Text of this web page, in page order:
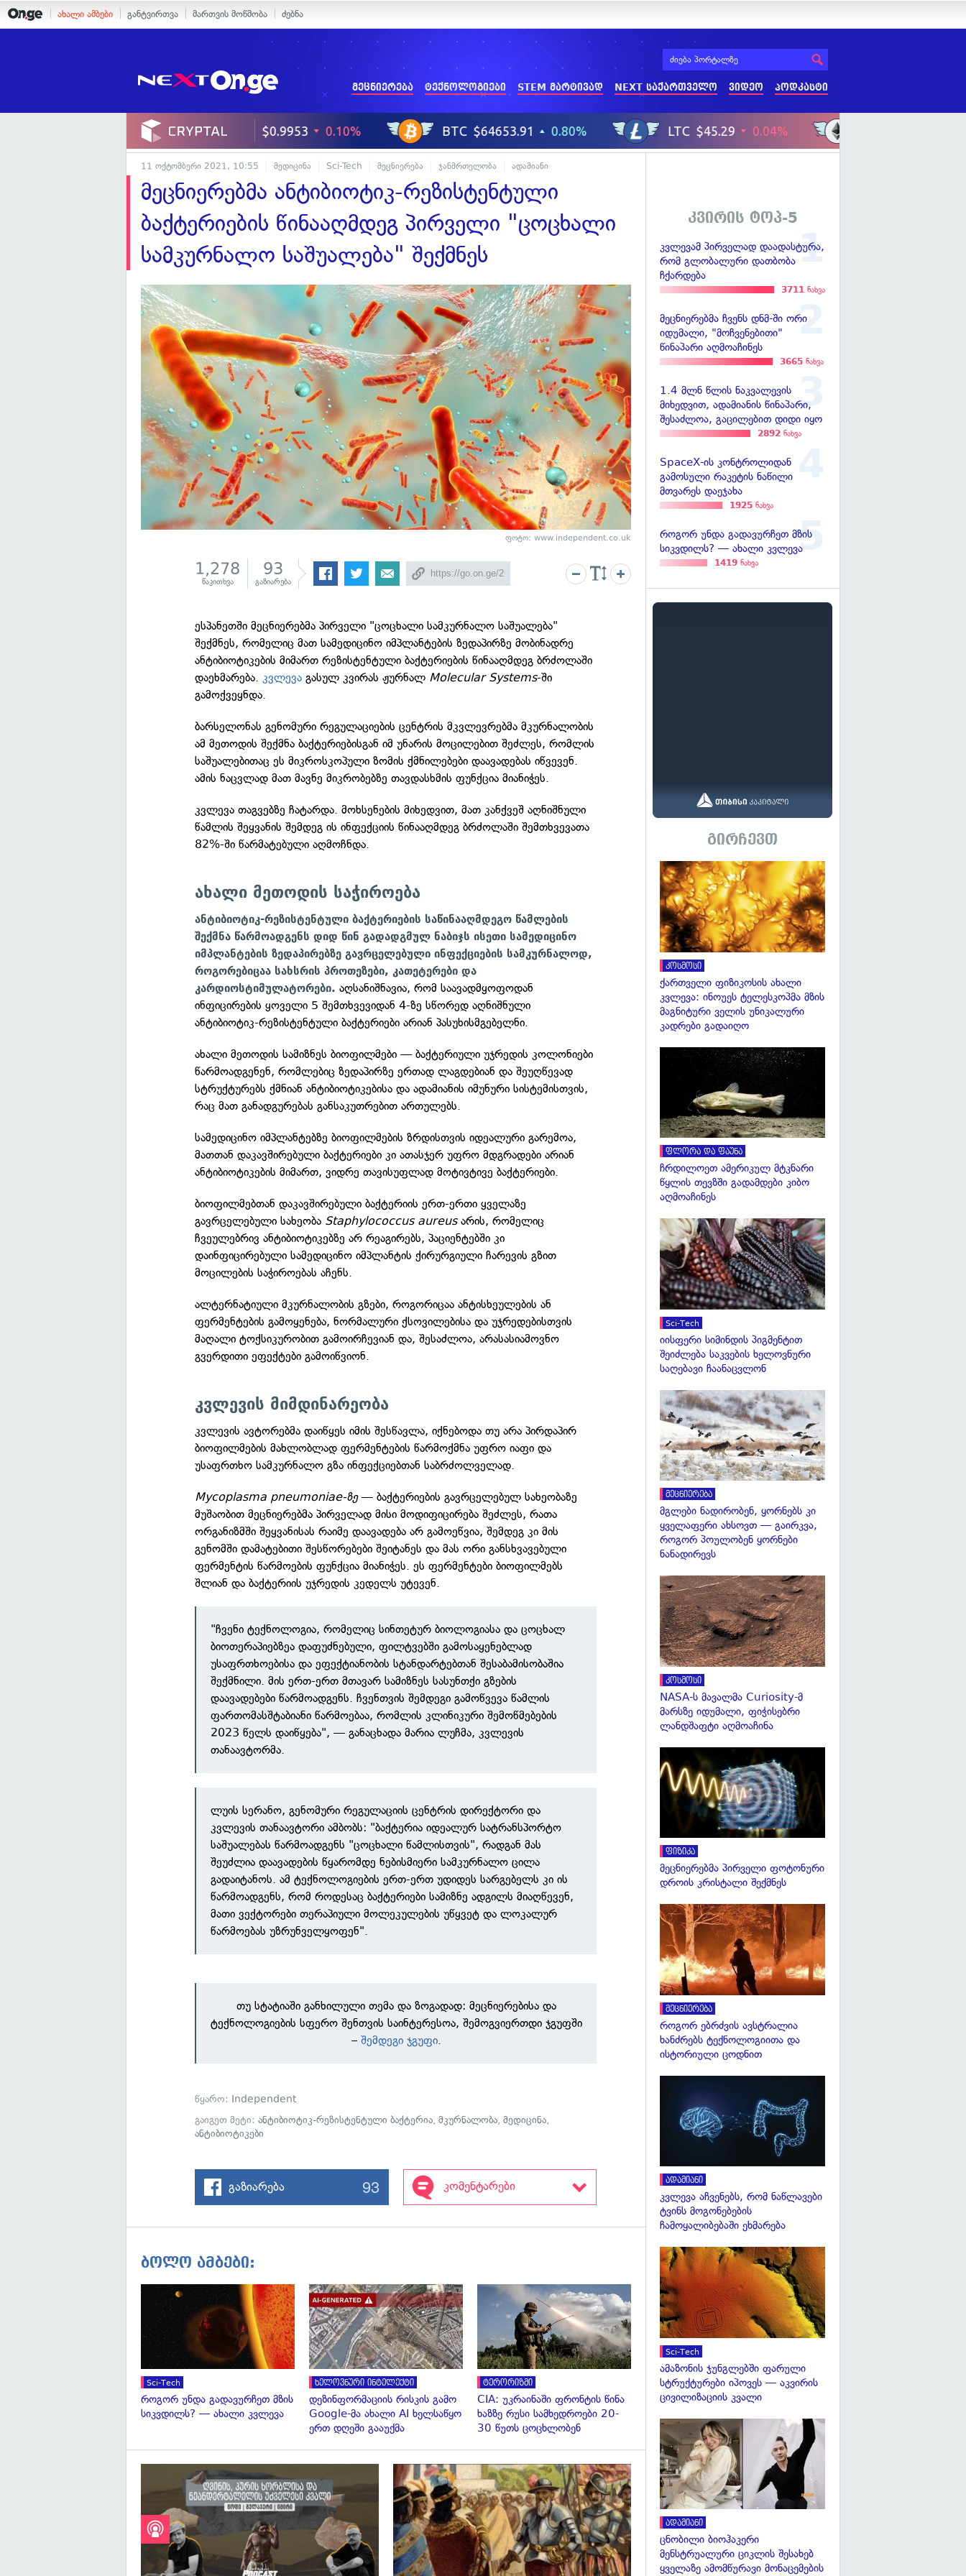
ახალი ამბები განტვირთვა მართვის მოწმობა ძებნა
მეცნიერება ტექნოლოგიები STEM მარტივად NEXT საქართველო ვიდეო პოდკასტი
11 ოქტომბერი 2021, 10:55 მედიცინა Sci-Tech მეცნიერება ჯანმრთელობა ადამიანი
მეცნიერებმა ანტიბიოტიკ-რეზისტენტული
ბაქტერიების წინააღმდეგ პირველი "ცოცხალი
სამკურნალო საშუალება" შექმნეს
ფოტო: www.independent.co.uk
1,278
წაკითხვა
93
გაზიარება
ესპანეთში მეცნიერებმა პირველი "ცოცხალი სამკურნალო საშუალება"
შექმნეს, რომელიც მათ სამედიცინო იმპლანტების ზედაპირზე მობინადრე
ანტიბიოტიკების მიმართ რეზისტენტული ბაქტერიების წინააღმდეგ ბრძოლაში
დაეხმარება.კვლევა გასულ კვირას ჟურნალ Molecular Systems-ში
გამოქვეყნდა.
ბარსელონას გენომური რეგულაციების ცენტრის მკვლევრებმა მკურნალობის
ამ მეთოდის შექმნა ბაქტერიებისგან იმ უნარის მოცილებით შეძლეს, რომლის
საშუალებითაც ეს მიკროსკოპული ზომის ქმნილებები დაავადებას იწვევენ.
ამის ნაცვლად მათ მავნე მიკრობებზე თავდასხმის ფუნქცია მიანიჭეს.
კვლევა თაგვებზე ჩატარდა. მოხსენების მიხედვით, მათ კანქვეშ აღნიშნული
წამლის შეყვანის შემდეგ ის ინფექციის წინააღმდეგ ბრძოლაში შემთხვევათა
82%-ში წარმატებული აღმოჩნდა.
ახალი მეთოდის საჭიროება
ანტიბიოტიკ-რეზისტენტული ბაქტერიების საწინააღმდეგო წამლების
შექმნა წარმოადგენს დიდ წინ გადადგმულ ნაბიჯს ისეთი სამედიცინო
იმპლანტების ზედაპირებზე გავრცელებული ინფექციების სამკურნალოდ,
როგორებიცაა სახსრის პროთეზები, კათეტერები და
კარდიოსტიმულატორები. აღსანიშნავია, რომ საავადმყოფოდან
ინფიცირების ყოველი 5 შემთხვევიდან 4-ზე სწორედ აღნიშნული
ანტიბიოტიკ-რეზისტენტული ბაქტერიები არიან პასუხისმგებელნი.
ახალი მეთოდის სამიზნეს ბიოფილმები — ბაქტერიული უჯრედის კოლონიები
წარმოადგენენ, რომლებიც ზედაპირზე ერთად ლაგდებიან და შეუღწევად
სტრუქტურებს ქმნიან ანტიბიოტიკებისა და ადამიანის იმუნური სისტემისთვის,
რაც მათ განადგურებას განსაკუთრებით ართულებს.
სამედიცინო იმპლანტებზე ბიოფილმების ზრდისთვის იდეალური გარემოა,
მათთან დაკავშირებული ბაქტერიები კი ათასჯერ უფრო მდგრადები არიან
ანტიბიოტიკების მიმართ, ვიდრე თავისუფლად მოტივტივე ბაქტერიები.
ბიოფილმებთან დაკავშირებული ბაქტერიის ერთ-ერთი ყველაზე
გავრცელებული სახეობა Staphylococcus aureusარის, რომელიც
ჩვეულებრივ ანტიბიოტიკებზე არ რეაგირებს, პაციენტებში კი
დაინფიცირებული სამედიცინო იმპლანტის ქირურგიული ჩარევის გზით
მოცილების საჭიროებას აჩენს.
ალტერნატიული მკურნალობის გზები, როგორიცაა ანტისხეულების ან
ფერმენტების გამოყენება, ნორმალური ქსოვილებისა და უჯრედებისთვის
მაღალი ტოქსიკურობით გამოირჩევიან და, შესაძლოა, არასასიამოვნო
გვერდითი ეფექტები გამოიწვიონ.
კვლევის მიმდინარეობა
კვლევის ავტორებმა დაიწყეს იმის შესწავლა, იქნებოდა თუ არა პირდაპირ
ბიოფილმების მახლობლად ფერმენტების წარმოქმნა უფრო იაფი და
უსაფრთხო სამკურნალო გზა ინფექციებთან საბრძოლველად.
Mycoplasma pneumoniae-ზე— ბაქტერიების გავრცელებულ სახეობაზე
მუშაობით მეცნიერებმა პირველად მისი მოდიფიცირება შეძლეს, რათა
ორგანიზმში შეყვანისას რაიმე დაავადება არ გამოეწვია, შემდეგ კი მის
გენომში დამატებითი შესწორებები შეიტანეს და მას ორი განსხვავებული
ფერმენტის წარმოების ფუნქცია მიანიჭეს. ეს ფერმენტები ბიოფილმებს
შლიან და ბაქტერიის უჯრედის კედელს უტევენ.
"ჩვენი ტექნოლოგია, რომელიც სინთეტურ ბიოლოგიასა და ცოცხალ
ბიოთერაპიებზეა დაფუძნებული, ფილტვებში გამოსაყენებლად
უსაფრთხოებისა და ეფექტიანობის სტანდარტებთან შესაბამისობაშია
შექმნილი. მის ერთ-ერთ მთავარ სამიზნეს სასუნთქი გზების
დაავადებები წარმოადგენს. ჩვენთვის შემდეგი გამოწვევა წამლის
ფართომასშტაბიანი წარმოებაა, რომლის კლინიკური შემოწმებების
2023 წელს დაიწყება", — განაცხადა მარია ლუჩმა, კვლევის
თანაავტორმა.
ლუის სერანო, გენომური რეგულაციის ცენტრის დირექტორი და
კვლევის თანაავტორი ამბობს: "ბაქტერია იდეალურ სატრანსპორტო
საშუალებას წარმოადგენს "ცოცხალი წამლისთვის", რადგან მას
შეუძლია დაავადების წყარომდე ნებისმიერი სამკურნალო ცილა
გადაიტანოს. ამ ტექნოლოგიების ერთ-ერთ უდიდეს სარგებელს კი ის
წარმოადგენს, რომ როდესაც ბაქტერიები სამიზნე ადგილს მიაღწევენ,
მათი ვექტორები თერაპიული მოლეკულების უწყვეტ და ლოკალურ
წარმოებას უზრუნველყოფენ".
თუ სტატიაში განხილული თემა და ზოგადად: მეცნიერებისა და
ტექნოლოგიების სფერო შენთვის საინტერესოა, შემოგვიერთდი ჯგუფში
–შემდეგი ჯგუფი.
წყარო: Independent
გაიგეთ მეტი:ანტიბიოტიკ-რეზისტენტული ბაქტერია,მკურნალობა,მედიცინა,
ანტიბიოტიკები
გაზიარება 93 კომენტარები
ბოლო ამბები:
გადახედვა
Sci-Tech
როგორ უნდა გადავურჩეთ მზის
სიკვდილს? — ახალი კვლევა
ხელოვნური ინტელექტი
დეზინფორმაციის რისკის გამო
Google-მა ახალი AI ხელსაწყო
ერთ დღეში გააუქმა
გადახედვა
ტერორიზმი
CIA: უკრაინაში ფრონტის წინა
ხაზზე რუსი სამხედროები 20-
30 წუთს ცოცხლობენ
გადახედვა
კვირის ტოპ-5
კვლევამ პირველად დაადასტურა,
რომ გლობალური დათბობა
ჩქარდება
3711 ნახვა
მეცნიერებმა ჩვენს დნმ-ში ორი
იდუმალი, "მოჩვენებითი"
წინაპარი აღმოაჩინეს
3665 ნახვა
1.4 მლნ წლის ნაკვალევის
მიხედვით, ადამიანის წინაპარი,
შესაძლოა, გაცილებით დიდი იყო
2892 ნახვა
SpaceX-ის კონტროლიდან
გამოსული რაკეტის ნაწილი
მთვარეს დაეჯახა
1925 ნახვა
როგორ უნდა გადავურჩეთ მზის
სიკვდილს? — ახალი კვლევა
1419 ნახვა
გირჩევთ
კოსმოსი
ქართველი ფიზიკოსის ახალი
კვლევა: ინოუეს ტელესკოპმა მზის
მაგნიტური ველის უნიკალური
კადრები გადაიღო
ფლორა და ფაუნა
ჩრდილოეთ ამერიკულ მტკნარი
წყლის თევზში გადამდები კიბო
აღმოაჩინეს
Sci-Tech
იისფერი სიმინდის პიგმენტით
შეიძლება საკვების ხელოვნური
საღებავი ჩაანაცვლონ
მეცნიერება
მგლები ნადირობენ, ყორნებს კი
ყველაფერი ახსოვთ — გაირკვა,
როგორ პოულობენ ყორნები
ნანადირევს
კოსმოსი
NASA-ს მავალმა Curiosity-მ
მარსზე იდუმალი, ფიჭისებრი
ლანდშაფტი აღმოაჩინა
ფიზიკა
მეცნიერებმა პირველი ფოტონური
დროის კრისტალი შექმნეს
მეცნიერება
როგორ ებრძვის ავსტრალია
ხანძრებს ტექნოლოგიითა და
ისტორიული ცოდნით
ადამიანი
კვლევა აჩვენებს, რომ ნაწლავები
ტვინს მოგონებების
ჩამოყალიბებაში ეხმარება
Sci-Tech
ამაზონის ჯუნგლებში ფარული
სტრუქტურები იპოვეს — აკვირის
ცივილიზაციის კვალი
ადამიანი
ცნობილი ბიოჰაკერი
მენსტრუალური ციკლის შესახებ
ყველაზე ამომწურავი მონაცემების